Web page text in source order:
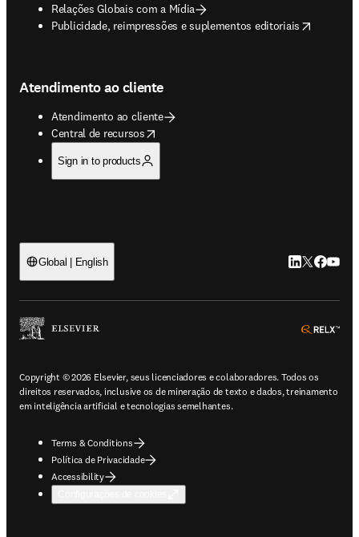
Relações Globais com a Mídia
Publicidade, reimpressões e suplementos editoriais
opens in new tab/window
Atendimento ao cliente
Atendimento ao cliente
Central de recursos
opens in new tab/window
Sign in to products
Global | English LinkedIn abre
Twitter
Copyright © 2026 Elsevier, seus licenciadores e colaboradores. Todos os
direitos reservados, inclusive os de mineração de texto e dados, treinamento
em inteligência artificial e tecnologias semelhantes.
Terms & Conditions
Política de Privacidade
Accessibility